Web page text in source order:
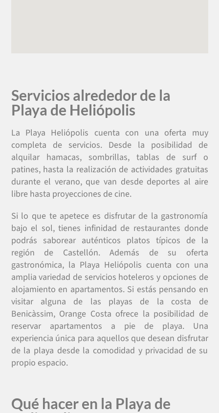
Servicios alrededor de la
Playa de Heliópolis
La Playa Heliópolis cuenta con una oferta muy
completa de servicios. Desde la posibilidad de
alquilar hamacas, sombrillas, tablas de surf o
patines, hasta la realización de actividades gratuitas
durante el verano, que van desde deportes al aire
libre hasta proyecciones de cine.
Si lo que te apetece es disfrutar de la gastronomía
bajo el sol, tienes infinidad de restaurantes donde
podrás saborear auténticos platos típicos de la
región de Castellón. Además de su oferta
gastronómica, la Playa Heliópolis cuenta con una
amplia variedad de servicios hoteleros y opciones de
alojamiento en apartamentos. Si estás pensando en
visitar alguna de las playas de la costa de
Benicàssim, Orange Costa ofrece la posibilidad de
reservar apartamentos a pie de playa. Una
experiencia única para aquellos que desean disfrutar
de la playa desde la comodidad y privacidad de su
propio espacio.
Qué hacer en la Playa de